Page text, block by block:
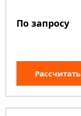
По запросу
Рассчитать